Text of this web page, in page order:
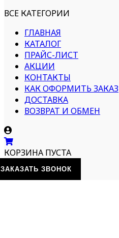
ВСЕ КАТЕГОРИИ
ГЛАВНАЯ
КАТАЛОГ
ПРАЙС-ЛИСТ
АКЦИИ
КОНТАКТЫ
КАК ОФОРМИТЬ ЗАКАЗ
ДОСТАВКА
ВОЗВРАТ И ОБМЕН
КОРЗИНА ПУСТА
ЗАКАЗАТЬ ЗВОНОК